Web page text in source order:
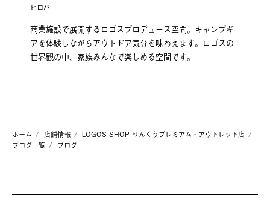
ヒロバ
商業施設で展開するロゴスプロデュース空間。キャンプギ
アを体験しながらアウトドア気分を味わえます。ロゴスの
世界観の中、家族みんなで楽しめる空間です。
ホーム 店舗情報
LOGOS SHOP りんくうプレミアム・アウトレット店
ブログ一覧
ブログ